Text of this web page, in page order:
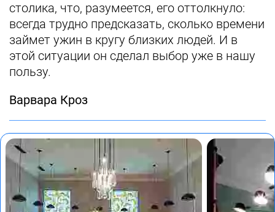
столика, что, разумеется, его оттолкнуло:
всегда трудно предсказать, сколько времени
займет ужин в кругу близких людей. И в
этой ситуации он сделал выбор уже в нашу
пользу.
Варвара Кроз